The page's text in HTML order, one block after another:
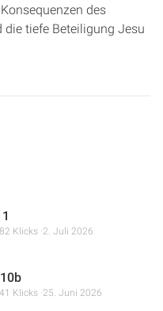
des
die tiefe Beteiligung Jesu
82 Klicks 2. Juli 2026
41 Klicks 25. Juni 2026